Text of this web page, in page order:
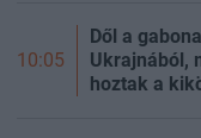
10:05
Dől a
Ukrajnából,
hoztak a